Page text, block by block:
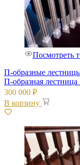
Посмотреть
П-образные
П-образная
300 000 ₽
В корзину